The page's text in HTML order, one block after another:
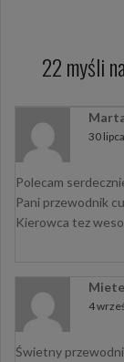
22 myśli
30
Polecam
Pani przewodnik
Kierowca tez
4
Świetny